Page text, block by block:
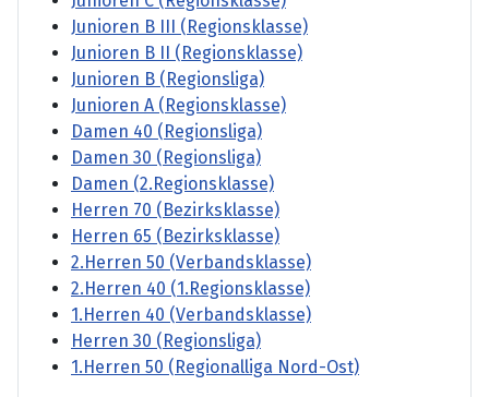
Junioren B III (Regionsklasse)
Junioren B II (Regionsklasse)
Junioren B (Regionsliga)
Junioren A (Regionsklasse)
Damen 40 (Regionsliga)
Damen 30 (Regionsliga)
Damen (2.Regionsklasse)
Herren 70 (Bezirksklasse)
Herren 65 (Bezirksklasse)
2.Herren 50 (Verbandsklasse)
2.Herren 40 (1.Regionsklasse)
1.Herren 40 (Verbandsklasse)
Herren 30 (Regionsliga)
1.Herren 50 (Regionalliga Nord-Ost)